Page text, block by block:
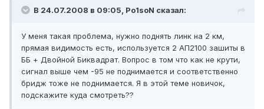
В 24.07.2008 в 09:05, Po1soN сказал:
У меня такая проблема, нужно поднять линк на 2 км,
прямая видимость есть, используется 2 АП2100 зашиты в
ББ + Двойной Биквадрат. Вопрос в том что как не крути,
сигнал выше чем -95 не поднимается и соответственно
бридж тоже не поднимается. Я в этой теме новичок,
подскажите куда смотреть??